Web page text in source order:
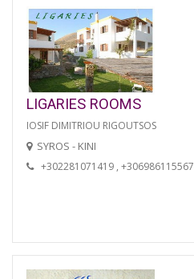
LIGARIES ROOMS
IOSIF DIMITRIOU RIGOUTSOS
SYROS - KINI
+302281071419 , +306986115567